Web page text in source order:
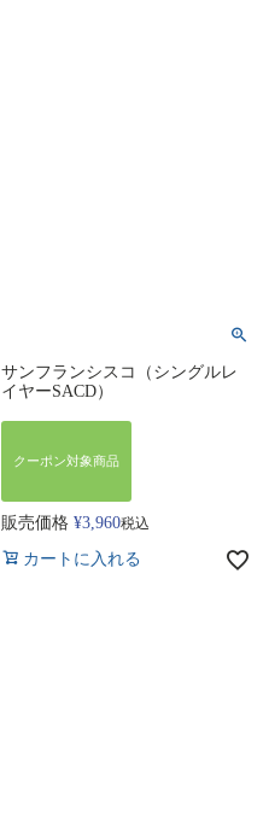
サンフランシスコ（シングルレ
イヤーSACD）
クーポン対象商品
販売価格 ¥3,960税込
カートに入れる